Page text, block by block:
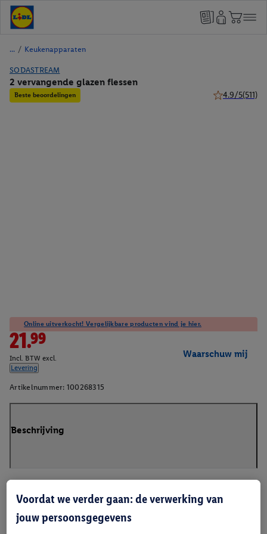
/ Keukenapparaten
SODASTREAM
2 vervangende glazen flessen
Beste beoordelingen 4.9/5(511)
Online uitverkocht! Vergelijkbare producten vind je hier.
21.99
Incl. BTW excl.
Levering
Waarschuw mij
Artikelnummer: 100268315
Beschrijving
Voordat we verder gaan: de verwerking van
jouw persoonsgegevens